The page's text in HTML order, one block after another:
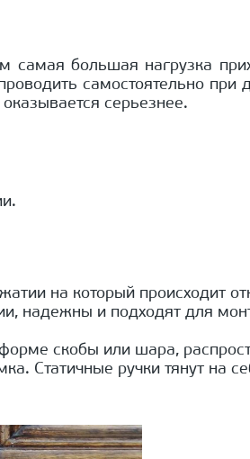
большая нагрузка
самостоятельно при
серьезнее.
на который происходит
надежны и подходят для
форме скобы или шара,
Статичные ручки тянут на